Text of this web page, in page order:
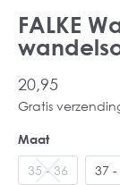
FALKE
20,95
Gratis
Maat
35 - 36 37 -